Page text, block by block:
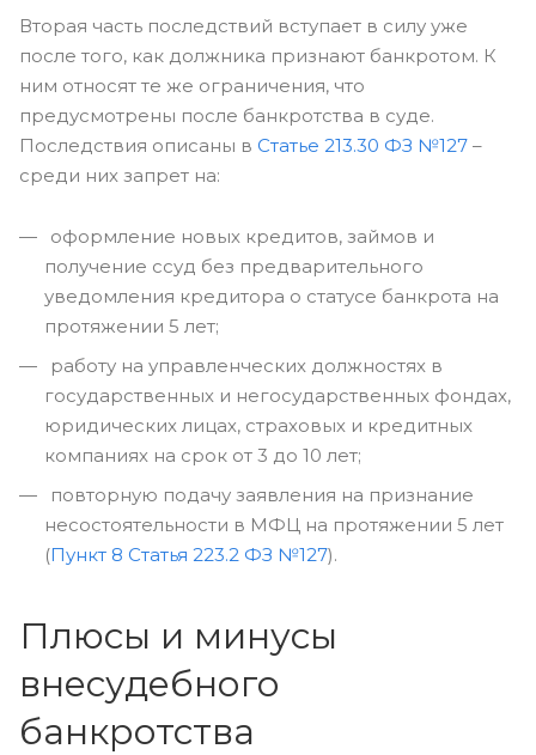
Вторая часть последствий вступает в силу уже
после того, как должника признают банкротом. К
ним относят те же ограничения, что
предусмотрены после банкротства в суде.
Последствия описаны в Статье 213.30 ФЗ №127 –
среди них запрет на:
оформление новых кредитов, займов и
получение ссуд без предварительного
уведомления кредитора о статусе банкрота на
протяжении 5 лет;
работу на управленческих должностях в
государственных и негосударственных фондах,
юридических лицах, страховых и кредитных
компаниях на срок от 3 до 10 лет;
повторную подачу заявления на признание
несостоятельности в МФЦ на протяжении 5 лет
(Пункт 8 Статья 223.2 ФЗ №127).
Плюсы и минусы
внесудебного
банкротства